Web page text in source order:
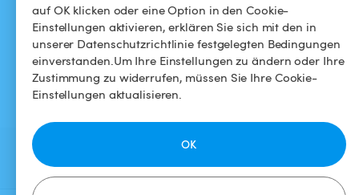
auf OK klicken oder eine Option in den Cookie-
Einstellungen aktivieren, erklären Sie sich mit den in
unserer Datenschutzrichtlinie festgelegten Bedingungen
einverstanden.Um Ihre Einstellungen zu ändern oder Ihre
Zustimmung zu widerrufen, müssen Sie Ihre Cookie-
Einstellungen aktualisieren.
OK
Impressums